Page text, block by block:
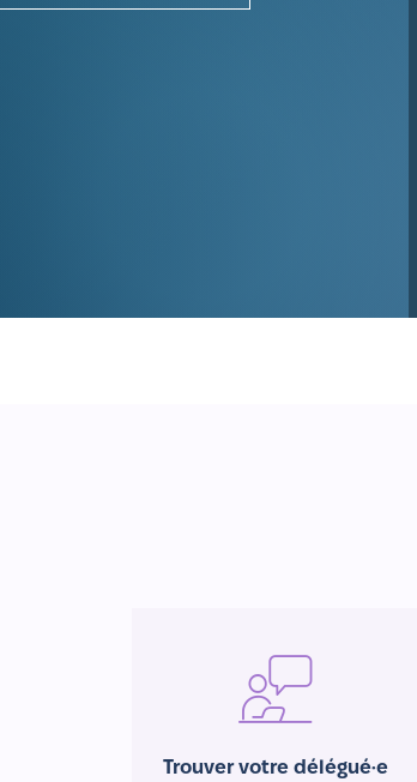
Trouver votre délégué·e